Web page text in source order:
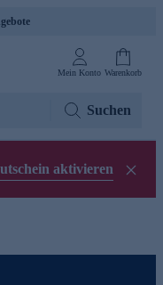
Mein Konto Warenkorb
Suchen
aktivieren